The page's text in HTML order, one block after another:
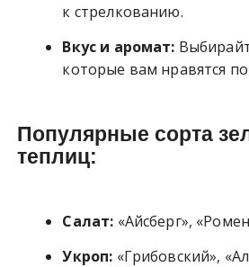
к стрелкованию.
Вкус и аромат:
которые вам нравятся
Популярные сорта
теплиц:
Салат: «Айсберг»,
Укроп: «Грибовский»,